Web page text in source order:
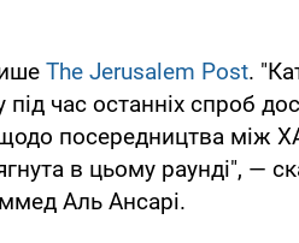
The Jerusalem Post.
під час останніх спроб
посередництва між
в цьому раунді", —
Аль Ансарі.